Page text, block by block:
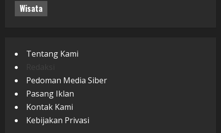
Wisata
Tentang Kami
Pedoman Media Siber
Pasang Iklan
Kontak Kami
Kebijakan Privasi